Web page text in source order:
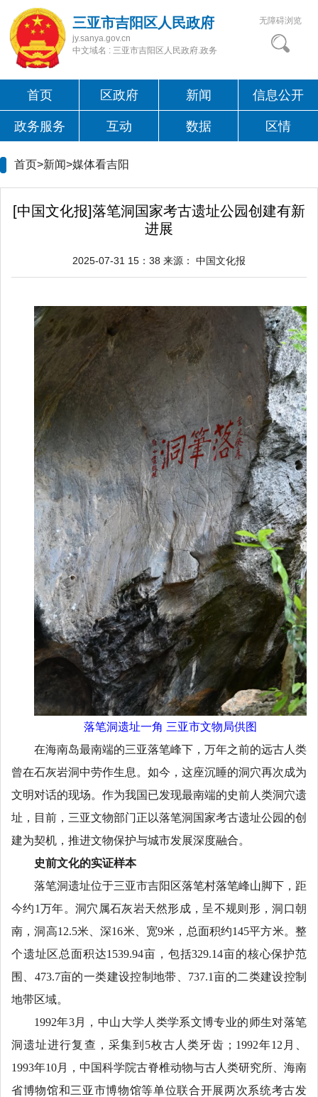
三亚市吉阳区人民政府
jy.sanya.gov.cn
中文域名 : 三亚市吉阳区人民政府.政务
无障碍浏览
首页 区政府 新闻 信息公开
政务服务 互动 数据 区情
首页>新闻>媒体看吉阳
[中国文化报]落笔洞国家考古遗址公园创建有新
进展
2025-07-31 15：38 来源： 中国文化报
落笔洞遗址一角 三亚市文物局供图
在海南岛最南端的三亚落笔峰下，万年之前的远古人类
曾在石灰岩洞中劳作生息。如今，这座沉睡的洞穴再次成为
文明对话的现场。作为我国已发现最南端的史前人类洞穴遗
址，目前，三亚文物部门正以落笔洞国家考古遗址公园的创
建为契机，推进文物保护与城市发展深度融合。
史前文化的实证样本
落笔洞遗址位于三亚市吉阳区落笔村落笔峰山脚下，距
今约1万年。洞穴属石灰岩天然形成，呈不规则形，洞口朝
南，洞高12.5米、深16米、宽9米，总面积约145平方米。整
个遗址区总面积达1539.94亩，包括329.14亩的核心保护范
围、473.7亩的一类建设控制地带、737.1亩的二类建设控制
地带区域。
1992年3月，中山大学人类学系文博专业的师生对落笔
洞遗址进行复查，采集到5枚古人类牙齿；1992年12月、
1993年10月，中国科学院古脊椎动物与古人类研究所、海南
省博物馆和三亚市博物馆等单位联合开展两次系统考古发